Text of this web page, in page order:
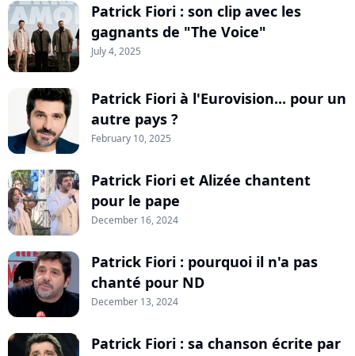
Patrick Fiori : son clip avec les
gagnants de "The Voice"
July 4, 2025
Patrick Fiori à l'Eurovision... pour un
autre pays ?
February 10, 2025
Patrick Fiori et Alizée chantent
pour le pape
December 16, 2024
Patrick Fiori : pourquoi il n'a pas
chanté pour ND
December 13, 2024
Patrick Fiori : sa chanson écrite par